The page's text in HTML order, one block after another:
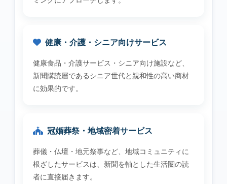
健康・介護・シニア向けサービス
健康食品・介護サービス・シニア向け施設など、
新聞購読層であるシニア世代と親和性の高い商材
に効果的です。
冠婚葬祭・地域密着サービス
葬儀・仏壇・地元祭事など、地域コミュニティに
根ざしたサービスは、新聞を軸とした生活圏の読
者に直接届きます。